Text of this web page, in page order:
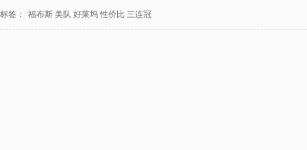
标签： 福布斯 美队 好莱坞 性价比 三连冠